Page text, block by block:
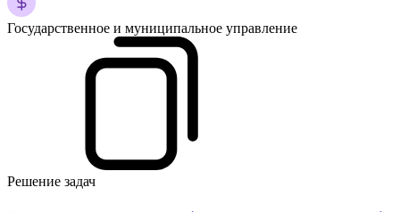
Государственное и муниципальное управление
Решение задач